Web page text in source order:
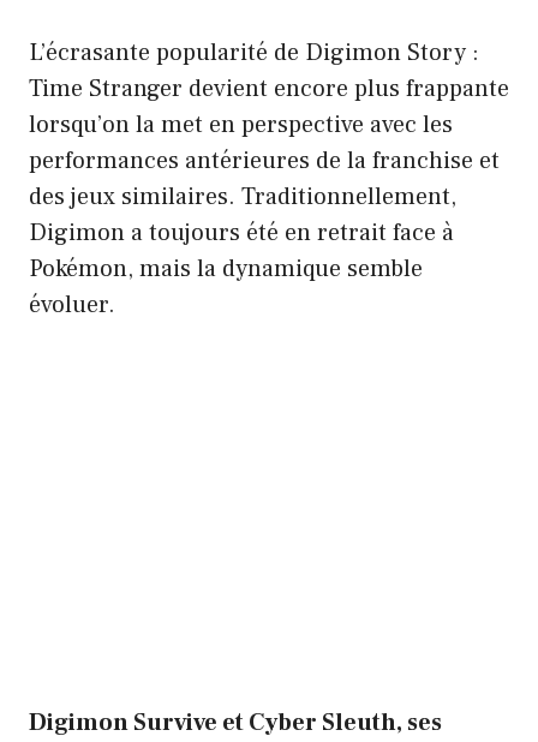
L’écrasante popularité de Digimon Story :
Time Stranger devient encore plus frappante
lorsqu’on la met en perspective avec les
performances antérieures de la franchise et
des jeux similaires. Traditionnellement,
Digimon a toujours été en retrait face à
Pokémon, mais la dynamique semble
évoluer.
Digimon Survive et Cyber Sleuth, ses